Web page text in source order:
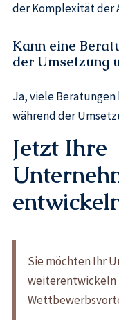
der Komplexität der
Kann eine
der Umsetzung
Ja, viele
während der
Jetzt Ihre
Sie möchten Ihr
weiterentwickeln